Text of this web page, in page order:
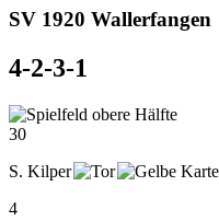
SV 1920 Wallerfangen
4-2-3-1
30
S. Kilper
4